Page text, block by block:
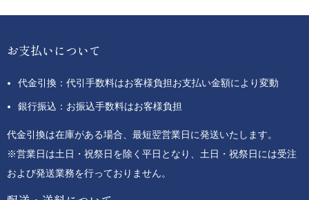
お支払いについて
代金引換：代引手数料はお客様負担お支払い金額により変動
銀行振込：お振込手数料はお客様負担
代金引換は在庫がある場合、最短翌営業日に発送いたします。
※営業日は土日・祝祭日を除く平日となり、土日・祝祭日には受注
および発送業務を行っておりません。